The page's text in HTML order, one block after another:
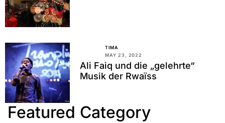
TIMA
MAY 23, 2022
Ali Faiq und die „gelehrte“
Musik der Rwaїss
Featured Category